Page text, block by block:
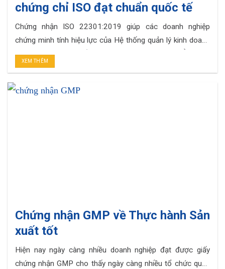
chứng chỉ ISO đạt chuẩn quốc tế
Chứng nhận ISO 22301:2019 giúp các doanh nghiệp
chứng minh tính hiệu lực của Hệ thống quản lý kinh doanh
liên tục. TẠI SAO NÊN LỰA CHỌN DỊCH VỤ CỦA SPS
Chứng chỉ ISO 22301:2019 được công nhận quốc tế Tối
nhất quán. . .
XEM THÊM
Chứng nhận GMP về Thực hành Sản
xuất tốt
Hiện nay ngày càng nhiều doanh nghiệp đạt được giấy
chứng nhận GMP cho thấy ngày càng nhiều tổ chức quan